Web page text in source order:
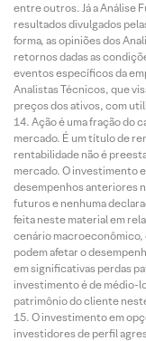
entre outros. Já a Análise
resultados divulgados
forma, as opiniões dos
retornos dadas as
eventos específicos da
Analistas Técnicos, que
preços dos ativos, com
Ação é uma fração do
mercado. É um título de
rentabilidade não é
mercado. O investimento
desempenhos anteriores
futuros e nenhuma
feita neste material em
cenário macroeconômico,
podem afetar o
em significativas perdas
investimento é de médio-
patrimônio do cliente
O investimento em
investidores de perfil